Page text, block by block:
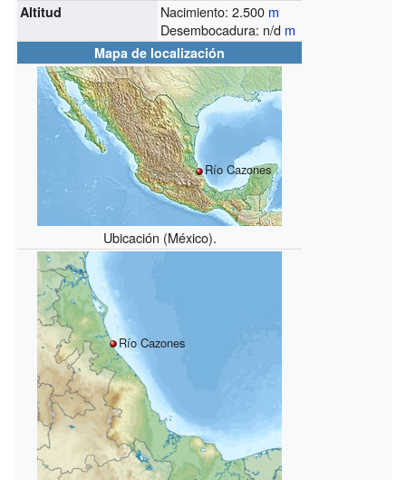
Altitud Nacimiento: 2.500 m
Desembocadura: n/d m
Mapa de localización
Río Cazones
Ubicación (México).
Río Cazones